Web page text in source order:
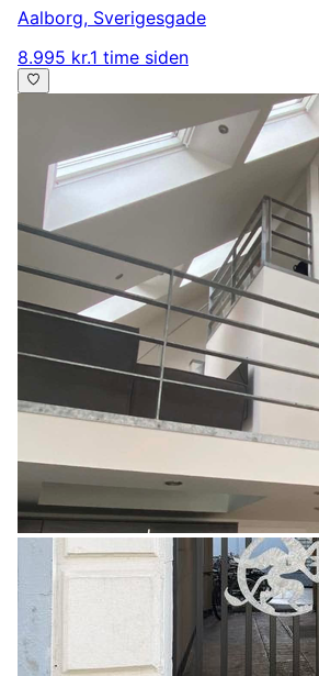
Aalborg, Sverigesgade
8.995 kr.1 time siden